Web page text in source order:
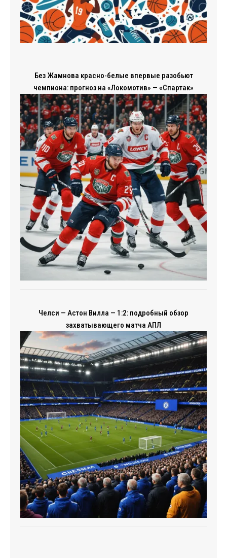
Без Жамнова красно-белые впервые разобьют
чемпиона: прогноз на «Локомотив» — «Спартак»
Челси — Астон Вилла — 1:2: подробный обзор
захватывающего матча АПЛ